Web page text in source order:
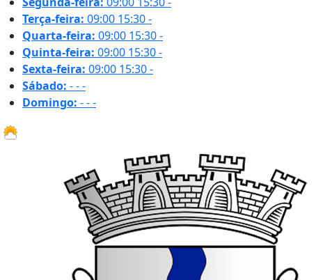
Terça-feira: 09:00 15:30-
Quarta-feira: 09:00 15:30-
Quinta-feira: 09:00 15:30-
Sexta-feira: 09:00 15:30-
Sábado: ---
Domingo: ---